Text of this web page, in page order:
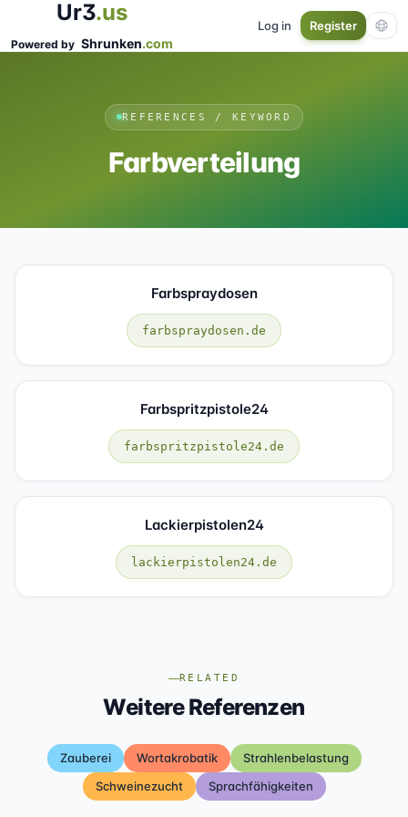
Ur3.us
Powered by Shrunken.com
Log in Register
REFERENCES / KEYWORD
Farbverteilung
Farbspraydosen
farbspraydosen.de
Farbspritzpistole24
farbspritzpistole24.de
Lackierpistolen24
lackierpistolen24.de
RELATED
Weitere Referenzen
Zauberei Wortakrobatik
Strahlenbelastung
Schweinezucht
Sprachfähigkeiten